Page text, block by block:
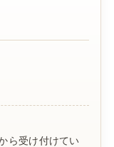
ら受け付けてい